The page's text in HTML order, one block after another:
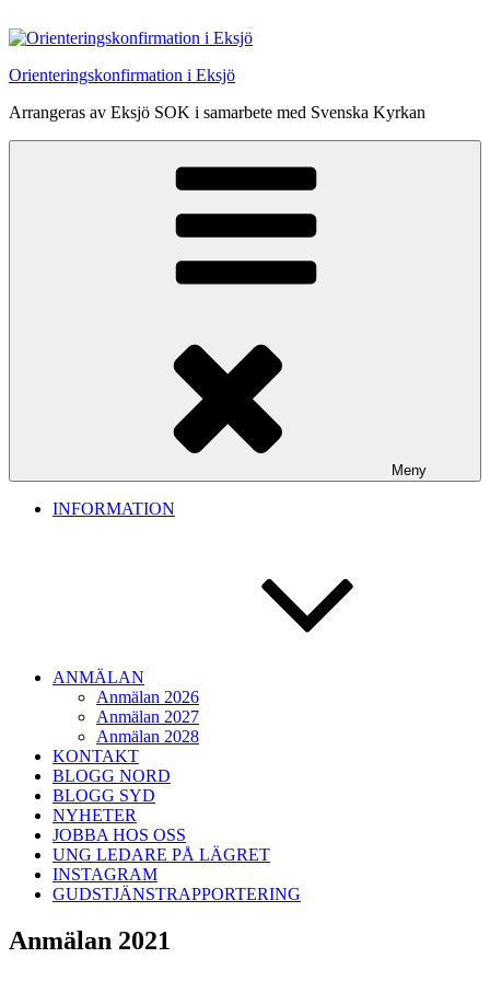
till
Orienteringskonfirmation i Eksjö
Arrangeras av Eksjö SOK i samarbete med Svenska Kyrkan
Meny
INFORMATION
ANMÄLAN
Anmälan 2026
Anmälan 2027
Anmälan 2028
KONTAKT
BLOGG NORD
BLOGG SYD
NYHETER
JOBBA HOS OSS
UNG LEDARE PÅ LÄGRET
INSTAGRAM
GUDSTJÄNSTRAPPORTERING
Anmälan 2021